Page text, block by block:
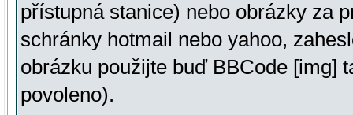
přístupná stanice) nebo obrázky za
schránky hotmail nebo yahoo,
obrázku použijte buď BBCode [img]
povoleno).